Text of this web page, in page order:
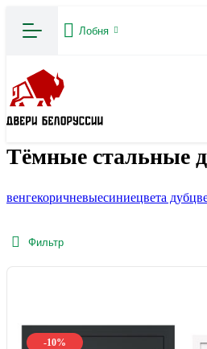
Лобня
Тёмные стальные
венгекоричневыесиниецвета дуб
Фильтр
-10%